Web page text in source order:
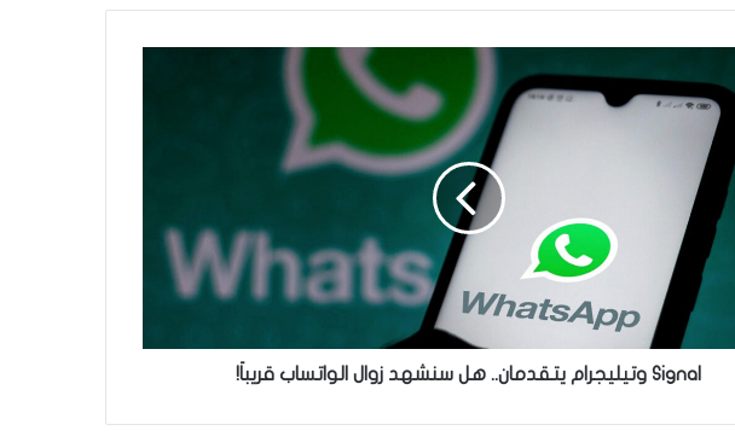
Signal وتيليجرام يتقدمان.. هل سنشهد زوال الواتساب قريباَ!